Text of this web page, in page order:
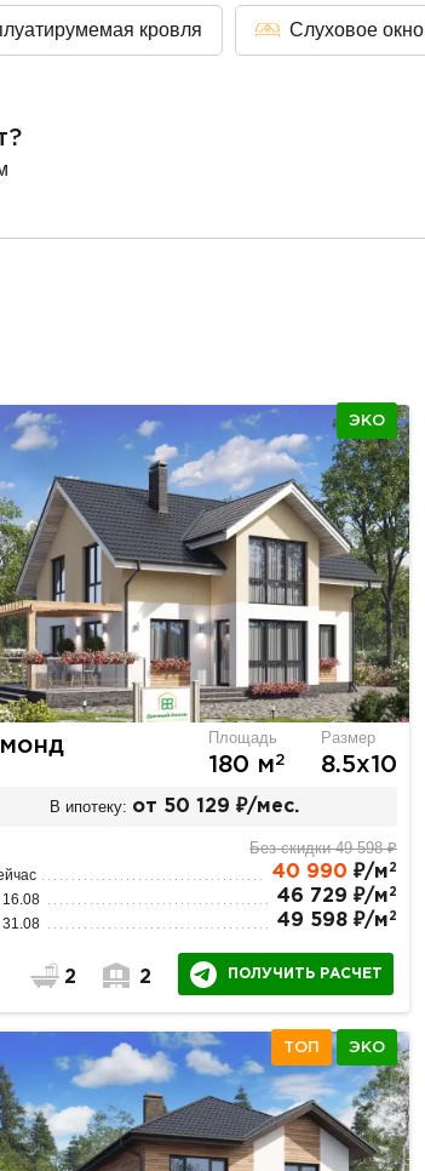
кровля Слуховое окно
ЭКО
Площадь
180 м2
Размер
8.5х10
В ипотеку: от 50 129 ₽/мес.
Без скидки 49 598 ₽
40 990 ₽/м 2
16.08 46 729 ₽/м 2
31.08 49 598 ₽/м 2
2 2 ПОЛУЧИТЬ РАСЧЕТ
ТОП ЭКО